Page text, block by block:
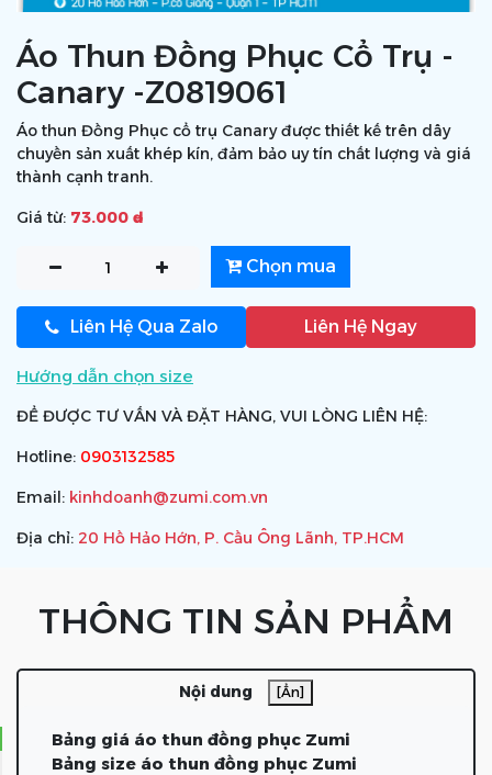
Áo Thun Đồng Phục Cổ Trụ -
Canary -Z0819061
Áo thun Đồng Phục cổ trụ Canary được thiết kế trên dây
chuyền sản xuất khép kín, đảm bảo uy tín chất lượng và giá
thành cạnh tranh.
Giá từ: 73.000 ₫
Chọn mua
Liên Hệ Qua Zalo Liên Hệ Ngay
Hướng dẫn chọn size
ĐỂ ĐƯỢC TƯ VẤN VÀ ĐẶT HÀNG, VUI LÒNG LIÊN HỆ:
Hotline: 0903132585
Email: kinhdoanh@zumi.com.vn
Địa chỉ: 20 Hồ Hảo Hớn, P. Cầu Ông Lãnh, TP.HCM
THÔNG TIN SẢN PHẨM
Nội dung [Ẩn]
Bảng giá áo thun đồng phục Zumi
Bảng size áo thun đồng phục Zumi